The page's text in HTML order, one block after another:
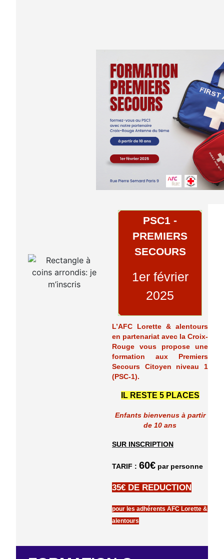
PSC1 -
PREMIERS
SECOURS
1er février
2025
L’AFC Lorette & alentours
en partenariat avec la Croix-
Rouge vous propose une
formation aux Premiers
Secours Citoyen niveau 1
(PSC-1).
IL RESTE 5 PLACES
Enfants bienvenus à partir
de 10 ans
SUR INSCRIPTION
TARIF : 60€ par personne
35€ DE REDUCTION
pour les adhérents AFC Lorette &
alentours